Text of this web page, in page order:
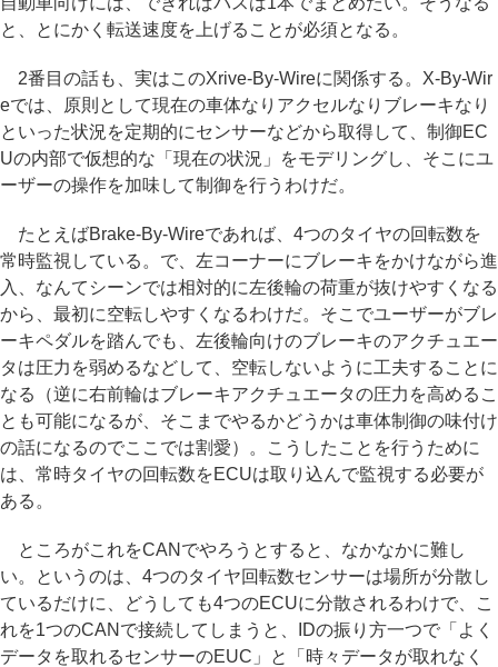
と、とにかく転送速度を上げることが必須となる。
2番目の話も、実はこのXrive-By-Wireに関係する。X-By-Wir
eでは、原則として現在の車体なりアクセルなりブレーキなり
といった状況を定期的にセンサーなどから取得して、制御EC
Uの内部で仮想的な「現在の状況」をモデリングし、そこにユ
ーザーの操作を加味して制御を行うわけだ。
たとえばBrake-By-Wireであれば、4つのタイヤの回転数を
常時監視している。で、左コーナーにブレーキをかけながら進
入、なんてシーンでは相対的に左後輪の荷重が抜けやすくなる
から、最初に空転しやすくなるわけだ。そこでユーザーがブレ
ーキペダルを踏んでも、左後輪向けのブレーキのアクチュエー
タは圧力を弱めるなどして、空転しないように工夫することに
なる（逆に右前輪はブレーキアクチュエータの圧力を高めるこ
とも可能になるが、そこまでやるかどうかは車体制御の味付け
の話になるのでここでは割愛）。こうしたことを行うために
は、常時タイヤの回転数をECUは取り込んで監視する必要が
ある。
ところがこれをCANでやろうとすると、なかなかに難し
い。というのは、4つのタイヤ回転数センサーは場所が分散し
ているだけに、どうしても4つのECUに分散されるわけで、こ
れを1つのCANで接続してしまうと、IDの振り方一つで「よく
データを取れるセンサーのEUC」と「時々データが取れなく